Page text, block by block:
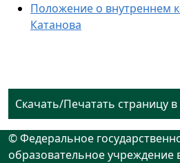
Положение о внутреннем
Катанова
Скачать/Печатать страницу в
© Федеральное
образовательное учреждение